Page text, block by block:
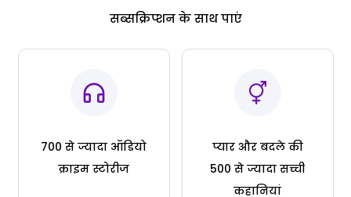
सब्सक्रिप्शन के साथ पाएं
700 से ज्यादा ऑडियो
क्राइम स्टोरीज
प्यार और बदले की
500 से ज्यादा सच्ची
कहानियां